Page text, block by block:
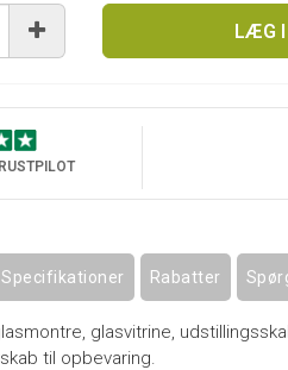
LÆG I
Specifikationer Rabatter
glasvitrine,
til opbevaring.